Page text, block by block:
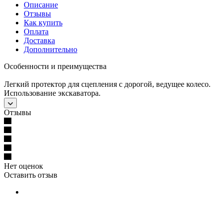
Описание
Отзывы
Как купить
Оплата
Доставка
Дополнительно
Особенности и преимущества
Легкий протектор для сцепления с дорогой, ведущее колесо.
Использование экскаватора.
Отзывы
Нет оценок
Оставить отзыв